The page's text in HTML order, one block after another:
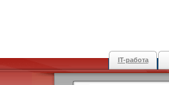
IT-работа